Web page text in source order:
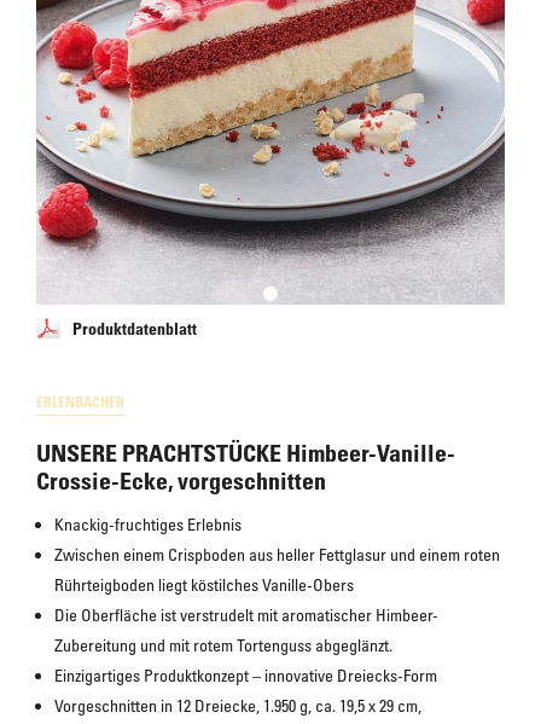
Produktdatenblatt
ERLENBACHER
UNSERE PRACHTSTÜCKE Himbeer-Vanille-
Crossie-Ecke, vorgeschnitten
Knackig-fruchtiges Erlebnis
Zwischen einem Crispboden aus heller Fettglasur und einem roten
Rührteigboden liegt köstilches Vanille-Obers
Die Oberfläche ist verstrudelt mit aromatischer Himbeer-
Zubereitung und mit rotem Tortenguss abgeglänzt.
Einzigartiges Produktkonzept – innovative Dreiecks-Form
Vorgeschnitten in 12 Dreiecke, 1.950 g, ca. 19,5 x 29 cm,